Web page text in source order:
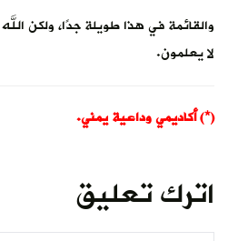
والقائمة في هذا طويلة جدًا، ولكن
لا يعلمون.
(*) أكاديمي وداعية يمني.
اترك تعليق